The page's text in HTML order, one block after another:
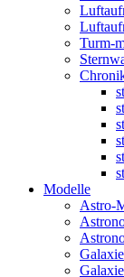
Turm-
Modelle
Astro-